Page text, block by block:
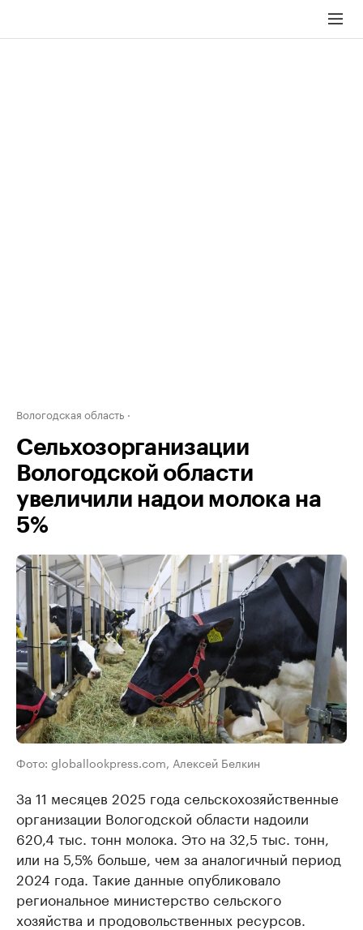
Вологодская область
Сельхозорганизации
Вологодской области
увеличили надои молока на
5%
Фото: globallookpress.com, Алексей Белкин
За 11 месяцев 2025 года сельскохозяйственные
организации Вологодской области надоили
620,4 тыс. тонн молока. Это на 32,5 тыс. тонн,
или на 5,5% больше, чем за аналогичный период
2024 года. Такие данные опубликовало
региональное министерство сельского
хозяйства и продовольственных ресурсов.